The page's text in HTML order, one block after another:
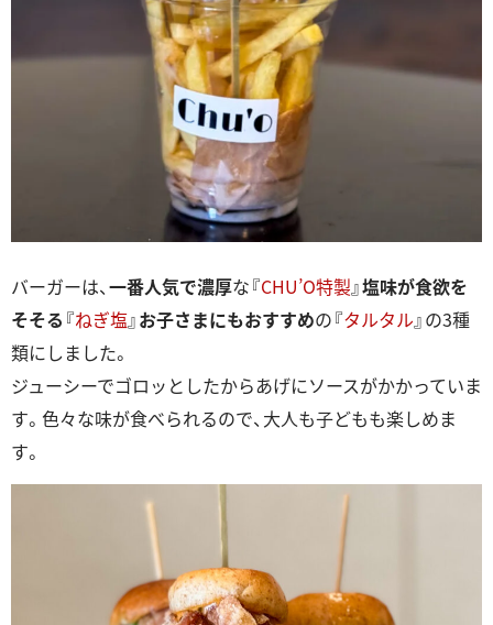
バーガーは、一番人気で濃厚な『CHU’O特製』塩味が食欲を
そそる 『ねぎ塩』お子さまにもおすすめの『タルタル』の3種
類にしました。
ジューシーでゴロッとしたからあげにソースがかかっていま
す。色々な味が食べられるので、大人も子どもも楽しめま
す。